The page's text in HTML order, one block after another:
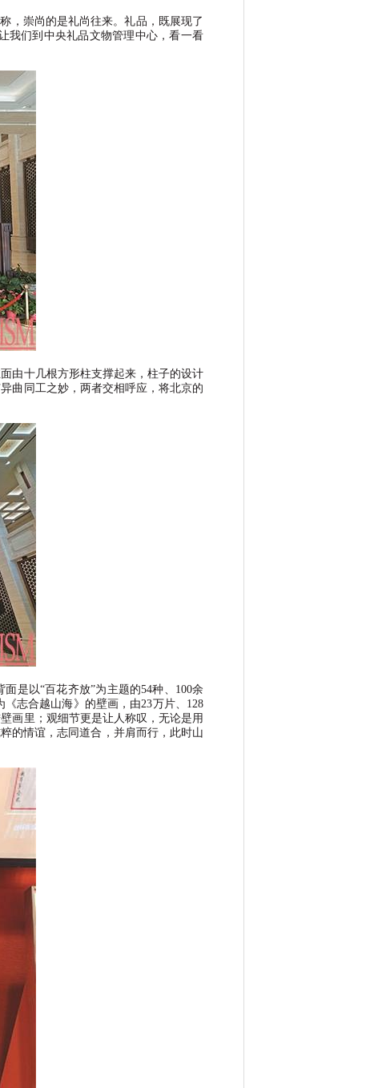
，崇尚的是礼尚往来。礼品，既展现了
我们到中央礼品文物管理中心，看一看
由十几根方形柱支撑起来，柱子的设计
曲同工之妙，两者交相呼应，将北京的
面是以“百花齐放”为主题的54种、 100余
《志合越山海》的壁画，由23万片、 128
画里；观细节更是让人称叹，无论是用
的情谊，志同道合，并肩而行，此时山